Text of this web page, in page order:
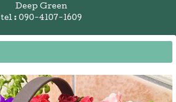
Deep Green
tel : 090-4107-1609